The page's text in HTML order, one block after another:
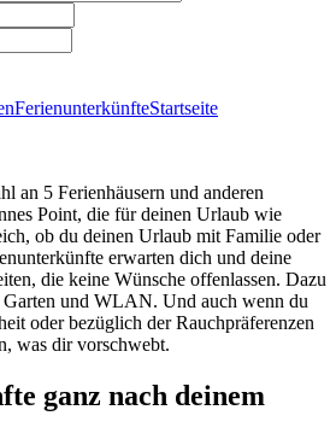
FerienunterkünfteStartseite
an 5 Ferienhäusern und anderen
Point, die für deinen Urlaub wie
ob du deinen Urlaub mit Familie oder
erwarten dich und deine
die keine Wünsche offenlassen. Dazu
Garten und WLAN. Und auch wenn du
oder bezüglich der Rauchpräferenzen
was dir vorschwebt.
ganz nach deinem